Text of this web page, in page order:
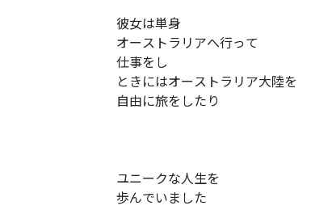
彼女は単身
オーストラリアへ行って
仕事をし
ときにはオーストラリア大陸を
自由に旅をしたり
ユニークな人生を
歩んでいました